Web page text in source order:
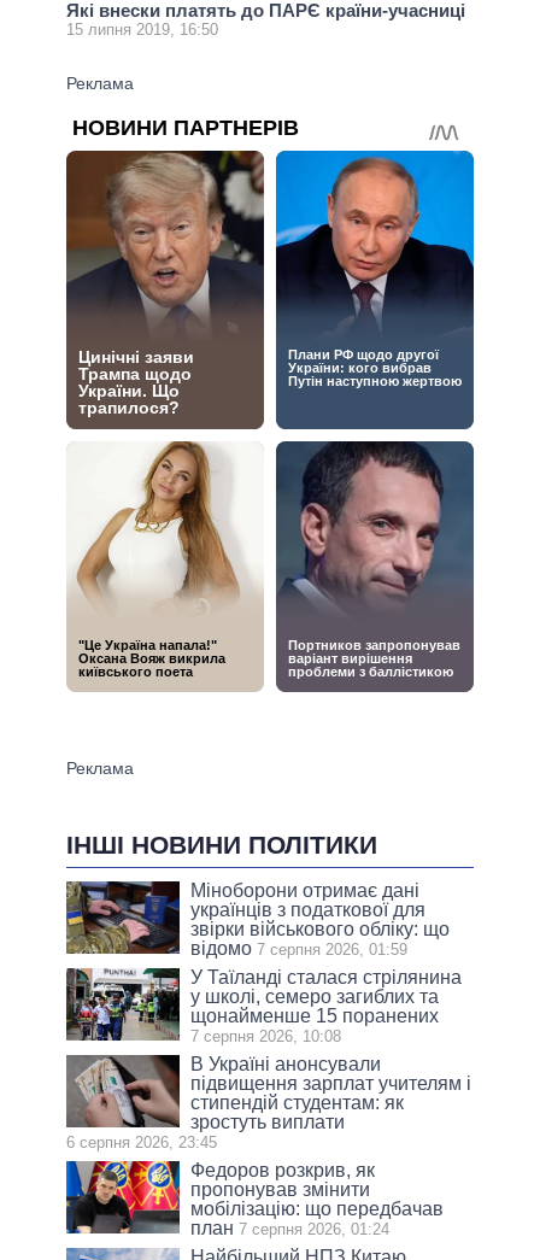
Які внески платять до ПАРЄ країни-учасниці
15 липня 2019, 16:50
ІНШІ НОВИНИ ПОЛІТИКИ
Міноборони отримає дані
українців з податкової для
звірки військового обліку: що
відомо 7 серпня 2026, 01:59
У Таїланді сталася стрілянина
у школі, семеро загиблих та
щонайменше 15 поранених
7 серпня 2026, 10:08
В Україні анонсували
підвищення зарплат учителям і
стипендій студентам: як
зростуть виплати
6 серпня 2026, 23:45
Федоров розкрив, як
пропонував змінити
мобілізацію: що передбачав
план 7 серпня 2026, 01:24